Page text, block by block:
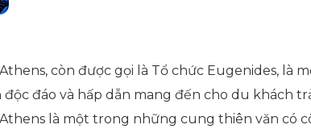
còn được gọi là Tổ chức Eugenides, là
độc đáo và hấp dẫn mang đến cho du khách
là một trong những cung thiên văn có